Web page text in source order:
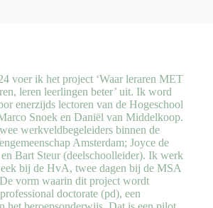
voer ik het project ‘Waar leraren MET
leren leerlingen beter’ uit. Ik word
enerzijds lectoren van de Hogeschool
Snoek en Daniël van Middelkoop.
werkveldbegeleiders binnen de
Amsterdam; Joyce de
Bart Steur (deelschoolleider). Ik werk
bij de HvA, twee dagen bij de MSA
vorm waarin dit project wordt
doctorate (pd), een